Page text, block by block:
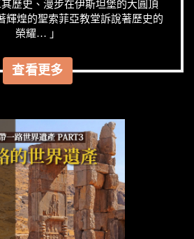
其歷史、漫步在伊斯坦堡的大圓頂
輝煌的聖索菲亞教堂訴說著歷史的
榮耀… 」
查看更多